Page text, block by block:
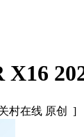
村在线 原创 ]